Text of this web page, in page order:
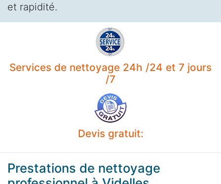
et rapidité.
Services de nettoyage 24h /24 et 7 jours
/7
Devis gratuit:
Prestations de nettoyage